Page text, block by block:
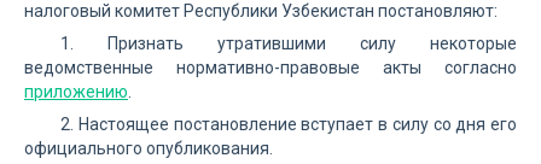
налоговый комитет Республики Узбекистан постановляют:
1. Признать утратившими силу некоторые
ведомственные нормативно-правовые акты согласно
приложению
2. Настоящее постановление вступает в силу со дня его
официального опубликования.